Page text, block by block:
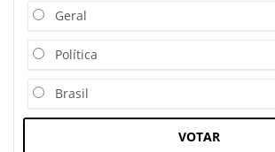
Geral
Política
Brasil
VOTAR